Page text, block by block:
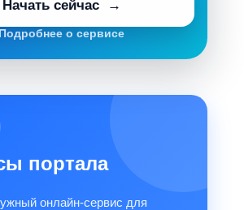
Начать сейчас
Подробнее о сервисе
портала
онлайн-сервис для